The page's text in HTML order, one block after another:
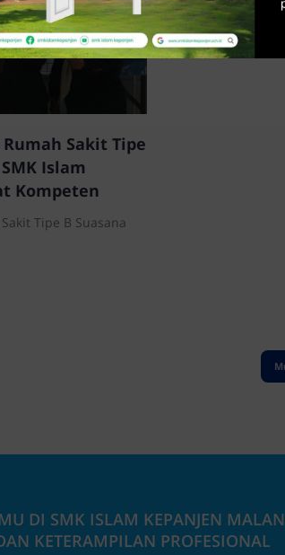
Sakit Tipe
Islam
Kompeten
B Suasana
DI SMK ISLAM KEPANJEN
KETERAMPILAN PROFESIONAL